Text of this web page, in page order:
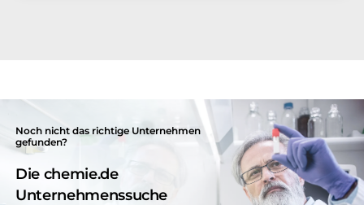
Noch nicht das richtige Unternehmen
gefunden?
Die chemie.de
Unternehmenssuche